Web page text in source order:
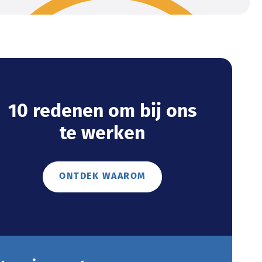
10 redenen om bij ons
te werken
ONTDEK WAAROM